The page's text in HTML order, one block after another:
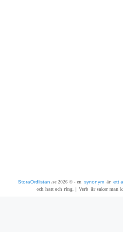
StoraOrdlistan .se 2026 © - en synonym är ett
och hatt och ring. | Verb är saker man